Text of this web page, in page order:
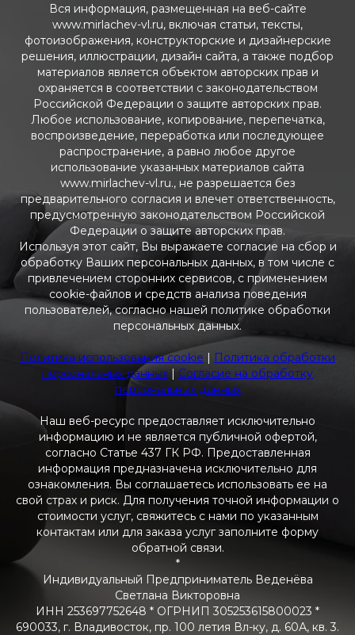
Вся информация, размещенная на веб-сайте
www.mirlachev-vl.ru, включая статьи, тексты,
фотоизображения, конструкторские и дизайнерские
решения, иллюстрации, дизайн сайта, а также подбор
материалов является объектом авторских прав и
охраняется в соответствии с законодательством
Российской Федерации о защите авторских прав.
Любое использование, копирование, перепечатка,
воспроизведение, переработка или последующее
распространение, а равно любое другое
использование указанных материалов сайта
www.mirlachev-vl.ru., не разрешается без
предварительного согласия и влечет ответственность,
предусмотренную законодательством Российской
Федерации о защите авторских прав.
Используя этот сайт, Вы выражаете согласие на сбор и
обработку Ваших персональных данных, в том числе с
привлечением сторонних сервисов, с применением
cookie-файлов и средств анализа поведения
пользователей, согласно нашей политике обработки
персональных данных.
Политика использования cookie | Политика обработки
персональных данных | Согласие на обработку
персональных данных
Наш веб-ресурс предоставляет исключительно
информацию и не является публичной офертой,
согласно Статье 437 ГК РФ. Предоставленная
информация предназначена исключительно для
ознакомления. Вы соглашаетесь использовать ее на
свой страх и риск. Для получения точной информации о
стоимости услуг, свяжитесь с нами по указанным
контактам или для заказа услуг заполните форму
обратной связи.
*
Индивидуальный Предприниматель Веденёва
Светлана Викторовна
ИНН 253697752648 * ОГРНИП 305253615800023 *
690033, г. Владивосток, пр. 100 летия Вл-ку, д. 60А, кв. 3.